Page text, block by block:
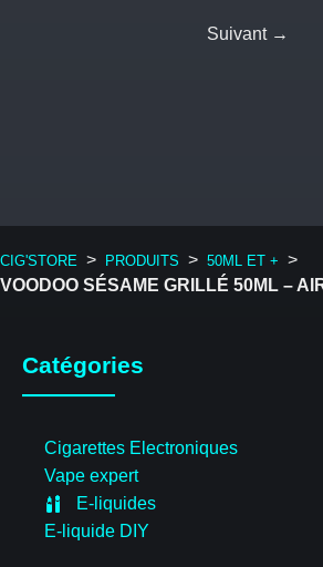
Suivant →
CIG'STORE > PRODUITS > 50ML ET + >
VOODOO SÉSAME GRILLÉ 50ML –
Catégories
Cigarettes Electroniques
Vape expert
E-liquides
E-liquide DIY